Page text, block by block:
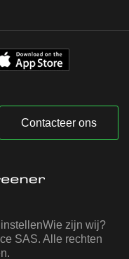
Contacteer ons
Wie zijn wij?
SAS. Alle rechten